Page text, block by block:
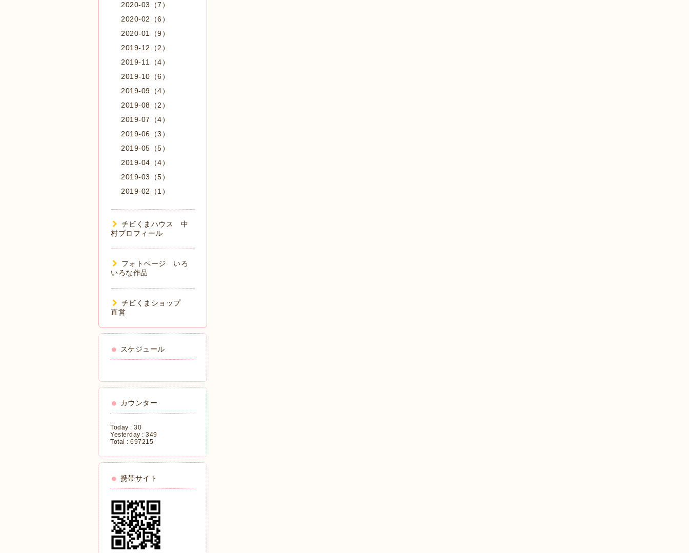
2020-03（7）
2020-02（6）
2020-01（9）
2019-12（2）
2019-11（4）
2019-10（6）
2019-09（4）
2019-08（2）
2019-07（4）
2019-06（3）
2019-05（5）
2019-04（4）
2019-03（5）
2019-02（1）
チビくまハウス 中
村プロフィール
フォトページ いろ
いろな作品
チビくまショップ
直営
スケジュール
カウンター
Today : 30
Yesterday : 349
Total : 697215
携帯サイト